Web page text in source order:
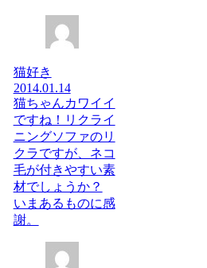
猫好き
2014.01.14
猫ちゃんカワイイ
ですね！リクライ
ニングソファのリ
クラですが、ネコ
毛が付きやすい素
材でしょうか？
いまあるものに感
謝。